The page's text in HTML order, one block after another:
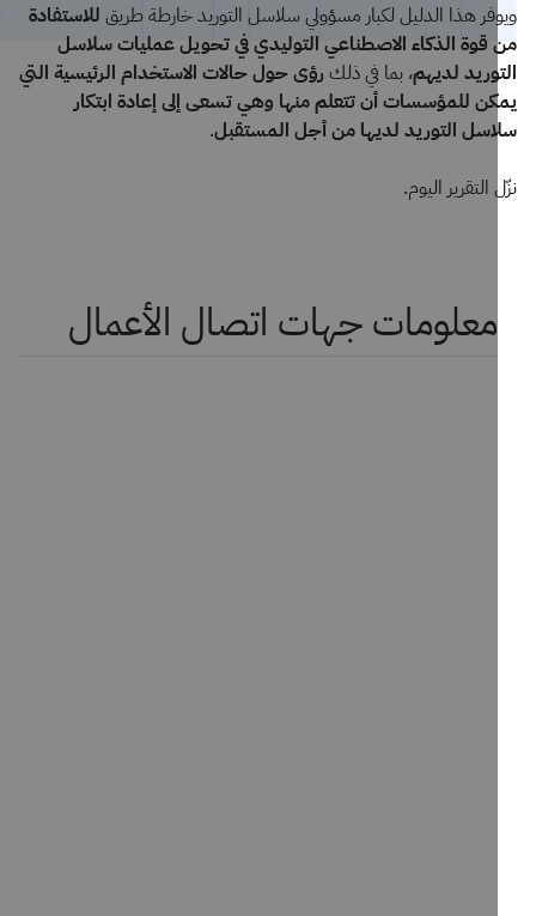
هذا الدليل لكبار مسؤولي سلاسل التوريد خارطة طريقللاستفادة
الذكاء الاصطناعي التوليدي في تحويل عمليات سلاسل
لديهم، بما في ذلكرؤى حول حالات الاستخدام الرئيسية التي
للمؤسسات أن تتعلم منها وهي تسعى إلى إعادة ابتكار
التوريد لديها من أجل المستقبل.
اليوم.
معلومات جهات اتصال الأعمال